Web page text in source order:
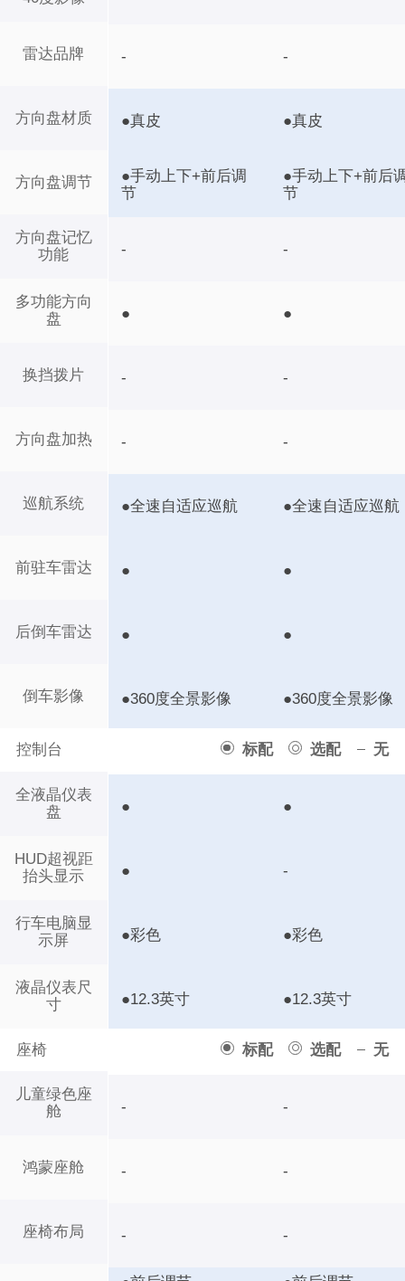
雷达品牌
方向盘材质
方向盘调节
方向盘记忆
功能
多功能方向
盘
换挡拨片
方向盘加热
巡航系统
前驻车雷达
后倒车雷达
倒车影像
控制台 标配 选配 无
全液晶仪表
盘
HUD超视距
抬头显示
行车电脑显
示屏
液晶仪表尺
寸
座椅 标配 选配 无
儿童绿色座
舱
鸿蒙座舱
座椅布局
- -
●真皮 ●真皮
●手动上下+前后调
节
●手动上下+前后
节
- -
● ●
- -
- -
●全速自适应巡航 ●全速自适应巡航
● ●
● ●
●360度全景影像 ●360度全景影像
● ●
● -
●彩色 ●彩色
●12.3英寸 ●12.3英寸
- -
- -
- -